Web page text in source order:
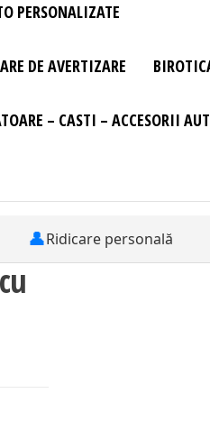
PERSONALIZATE
DE AVERTIZARE
– CASTI – ACCESORII
👤Ridicare personală